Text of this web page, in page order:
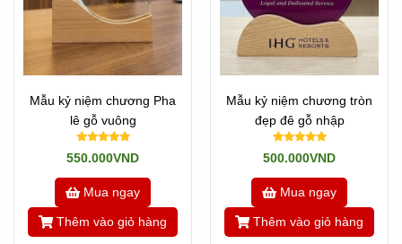
Mẫu kỷ niệm chương Pha
lê gỗ vuông
550.000VND
Mua ngay
Thêm vào giỏ hàng
Mẫu kỷ niệm chương tròn
đẹp đê gỗ nhập
500.000VND
Mua ngay
Thêm vào giỏ hàng